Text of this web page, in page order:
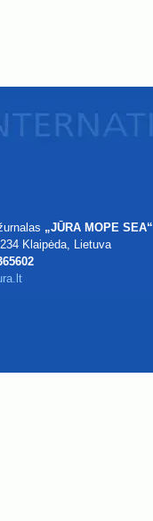
„JŪRA MOPE SEA“
Klaipėda, Lietuva